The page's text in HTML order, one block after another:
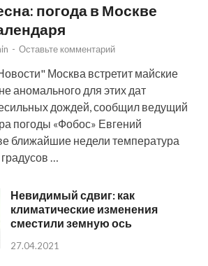
погода в Москве
- Оставьте комментарий
Москва встретит майские
аномального для этих дат
дождей, сообщил ведущий
погоды «Фобос» Евгений
ближайшие недели температура
…
Невидимый сдвиг: как
климатические изменения
сместили земную ось
27.04.2021